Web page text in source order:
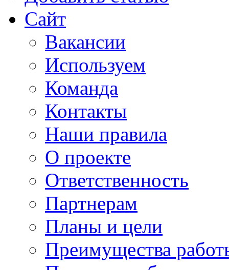
Сайт
Вакансии
Используем
Команда
Контакты
Наши правила
О проекте
Ответственность
Партнерам
Планы и цели
Преимущества